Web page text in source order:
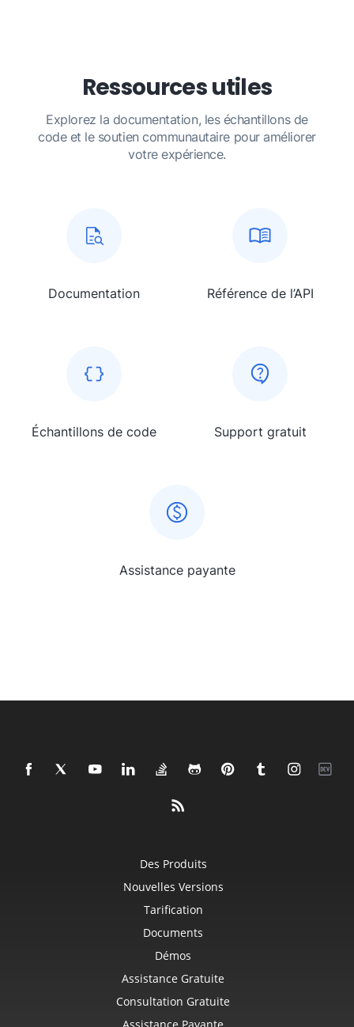
Ressources utiles
Explorez la documentation, les échantillons de
code et le soutien communautaire pour améliorer
votre expérience.
Documentation Référence de l’API
Échantillons de code Support gratuit
Assistance payante
Des Produits
Nouvelles Versions
Tarification
Documents
Démos
Assistance Gratuite
Consultation Gratuite
Assistance Payante